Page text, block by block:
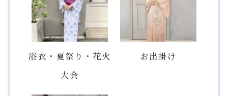
浴衣・夏祭り・花火
大会
お出掛け